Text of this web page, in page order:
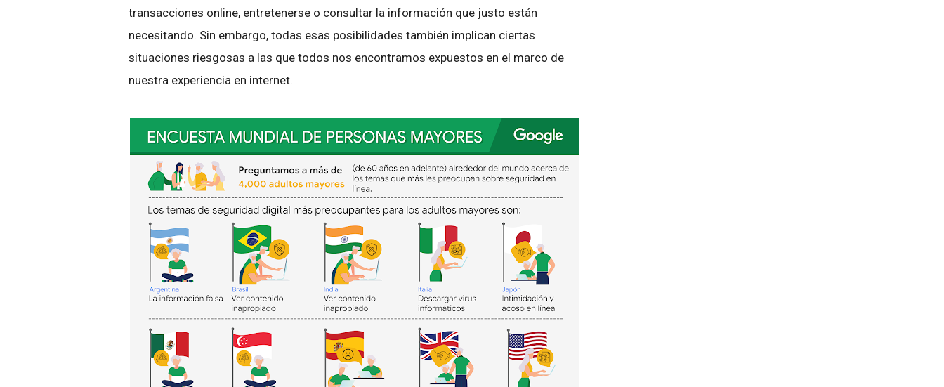
transacciones online, entretenerse o consultar la información que justo están
necesitando. Sin embargo, todas esas posibilidades también implican ciertas
situaciones riesgosas a las que todos nos encontramos expuestos en el marco de
nuestra experiencia en internet.